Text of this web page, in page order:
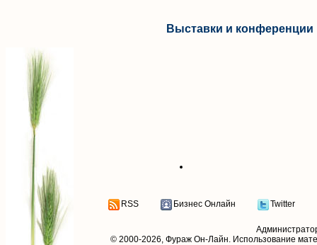
Выставки и конференции
RSS Бизнес Онлайн Twitter
© 2000-2026, Фураж Он-Лайн. Использование